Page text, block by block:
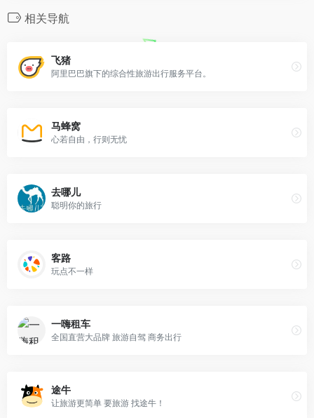
相关导航
飞猪
阿里巴巴旗下的综合性旅游出行服务平台。
马蜂窝
心若自由，行则无忧
去哪儿
聪明你的旅行
客路
玩点不一样
一嗨租车
全国直营大品牌 旅游自驾 商务出行
途牛
让旅游更简单 要旅游 找途牛！